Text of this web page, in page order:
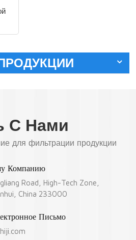
С Нами
для фильтрации продукции
Компанию
Road, High-Tech Zone,
China 233000
Письмо